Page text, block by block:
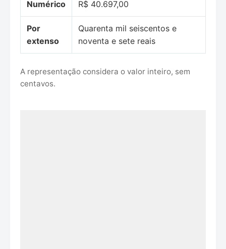
Numérico R$ 40.697,00
Por
extenso
Quarenta mil seiscentos e
noventa e sete reais
A representação considera o valor inteiro, sem
centavos.